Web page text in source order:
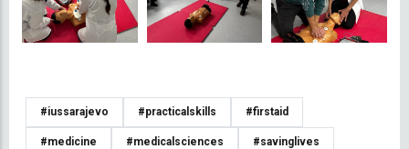
#iussarajevo #practicalskills #firstaid
#medicine #medicalsciences #savinglives